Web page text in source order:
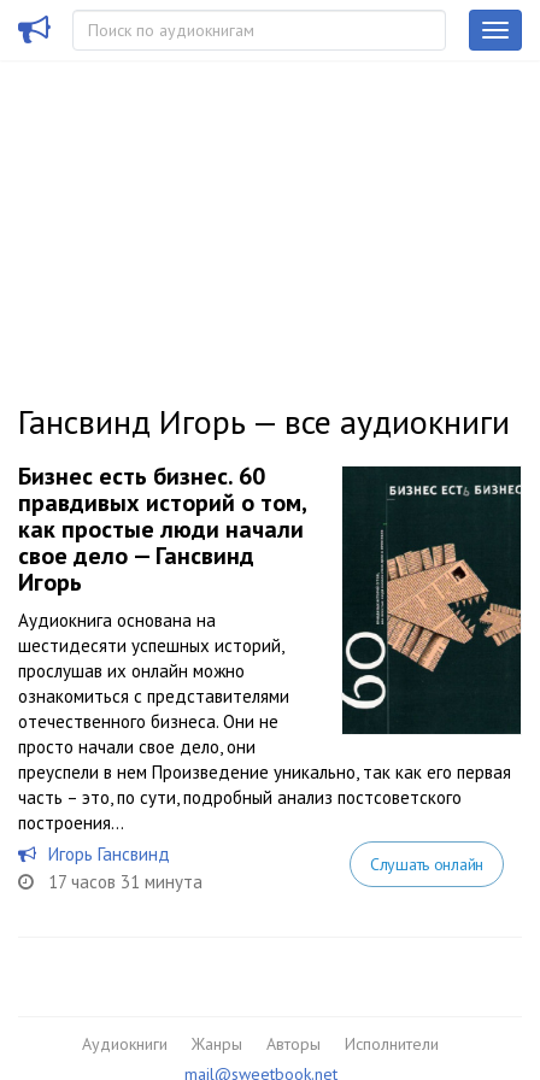
Гансвинд Игорь — все аудиокниги
Бизнес есть бизнес. 60
правдивых историй о том,
как простые люди начали
свое дело — Гансвинд
Игорь
Аудиокнига основана на
шестидесяти успешных историй,
прослушав их онлайн можно
ознакомиться с представителями
отечественного бизнеса. Они не
просто начали свое дело, они
преуспели в нем Произведение уникально, так как его первая
часть – это, по сути, подробный анализ постсоветского
построения...
Игорь Гансвинд
17 часов 31 минута
Слушать онлайн
Аудиокниги Жанры Авторы
Исполнители
mail@sweetbook.net